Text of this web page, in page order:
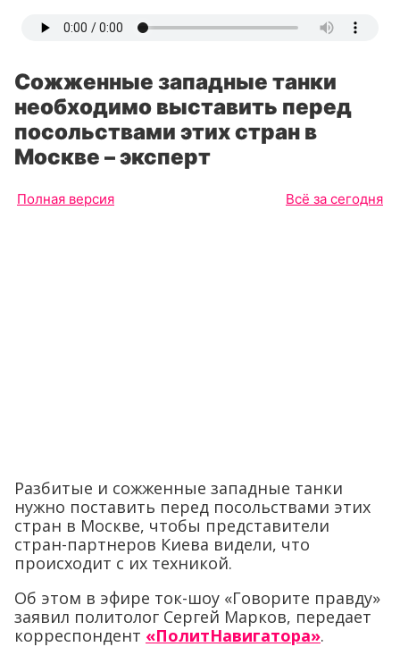
Сожженные западные танки
необходимо выставить перед
посольствами этих стран в
Москве – эксперт
Полная версия Всё за сегодня
Разбитые и сожженные западные танки
нужно поставить перед посольствами этих
стран в Москве, чтобы представители
стран-партнеров Киева видели, что
происходит с их техникой.
Об этом в эфире ток-шоу «Говорите правду»
заявил политолог Сергей Марков, передает
корреспондент «ПолитНавигатора».